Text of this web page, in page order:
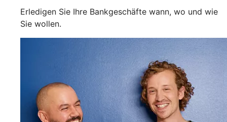
Erledigen Sie Ihre Bankgeschäfte wann, wo und wie
Sie wollen.